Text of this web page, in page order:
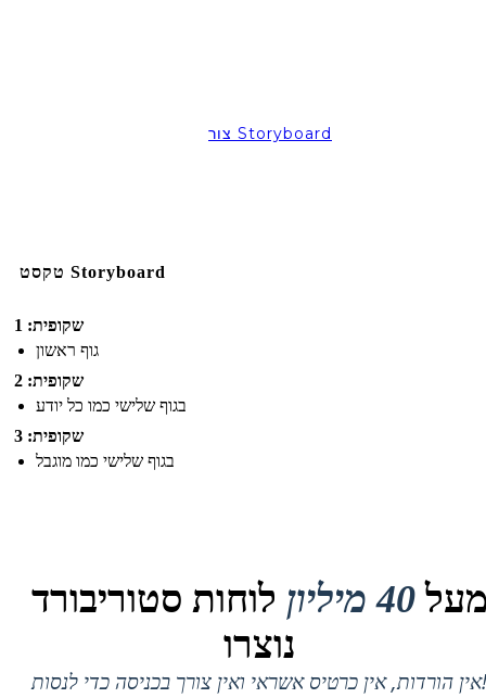
צור Storyboard
טקסט Storyboard
שקופית: 1
גוף ראשון
שקופית: 2
בגוף שלישי כמו כל יודע
שקופית: 3
בגוף שלישי כמו מוגבל
40 מיליון
לוחות סטוריבורד
נוצרו
אין הורדות, אין כרטיס אשראי ואין צורך בכניסה כדי לנסות!